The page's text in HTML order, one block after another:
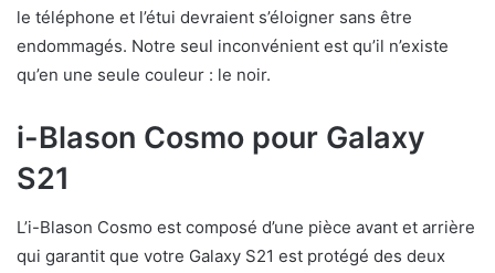
le téléphone et l’étui devraient s’éloigner sans être
endommagés. Notre seul inconvénient est qu’il n’existe
qu’en une seule couleur : le noir.
i-Blason Cosmo pour Galaxy
S21
L’i-Blason Cosmo est composé d’une pièce avant et arrière
qui garantit que votre Galaxy S21 est protégé des deux